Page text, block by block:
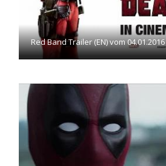
Red Band Trailer (EN) vom 04.01.2016